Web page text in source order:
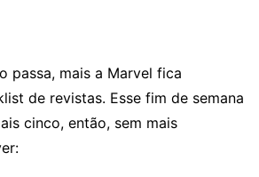
passa, mais a Marvel fica
de revistas. Esse fim de semana
cinco, então, sem mais